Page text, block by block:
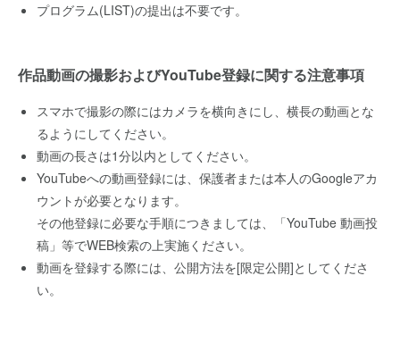
プログラム(LIST)の提出は不要です。
作品動画の撮影およびYouTube登録に関する注意事項
スマホで撮影の際にはカメラを横向きにし、横長の動画とな
るようにしてください。
動画の長さは1分以内としてください。
YouTubeへの動画登録には、保護者または本人のGoogleアカ
ウントが必要となります。
その他登録に必要な手順につきましては、「YouTube 動画投
稿」等でWEB検索の上実施ください。
動画を登録する際には、公開方法を[限定公開]としてくださ
い。